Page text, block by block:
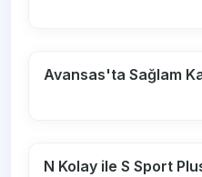
Avansas'ta Sağlam
N Kolay ile S Sport